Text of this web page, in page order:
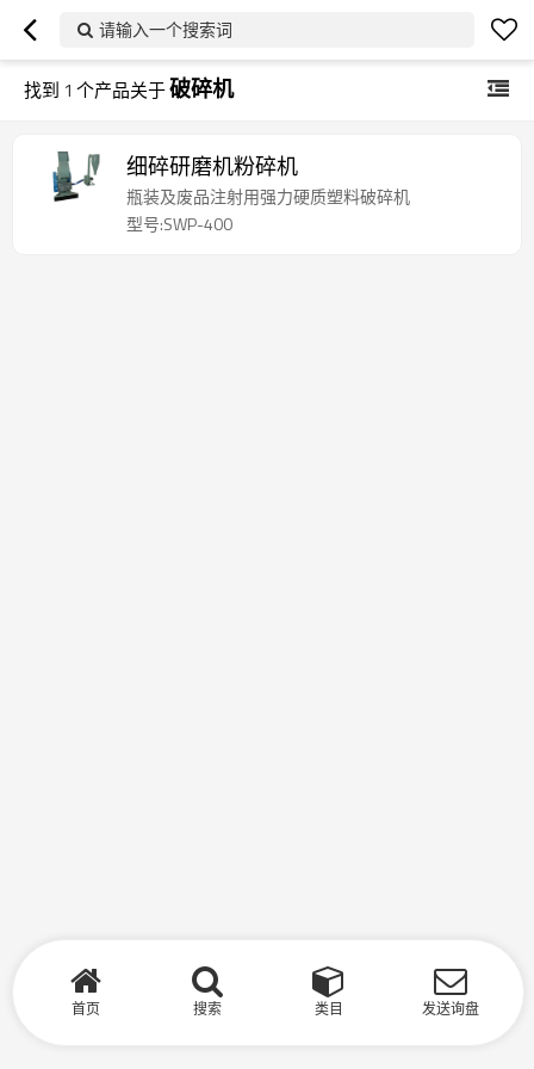
请输入一个搜索词
找到 1 个产品关于破碎机
细碎研磨机粉碎机
瓶装及废品注射用强力硬质塑料破碎机
型号:SWP-400
首页 搜索 类目 发送询盘